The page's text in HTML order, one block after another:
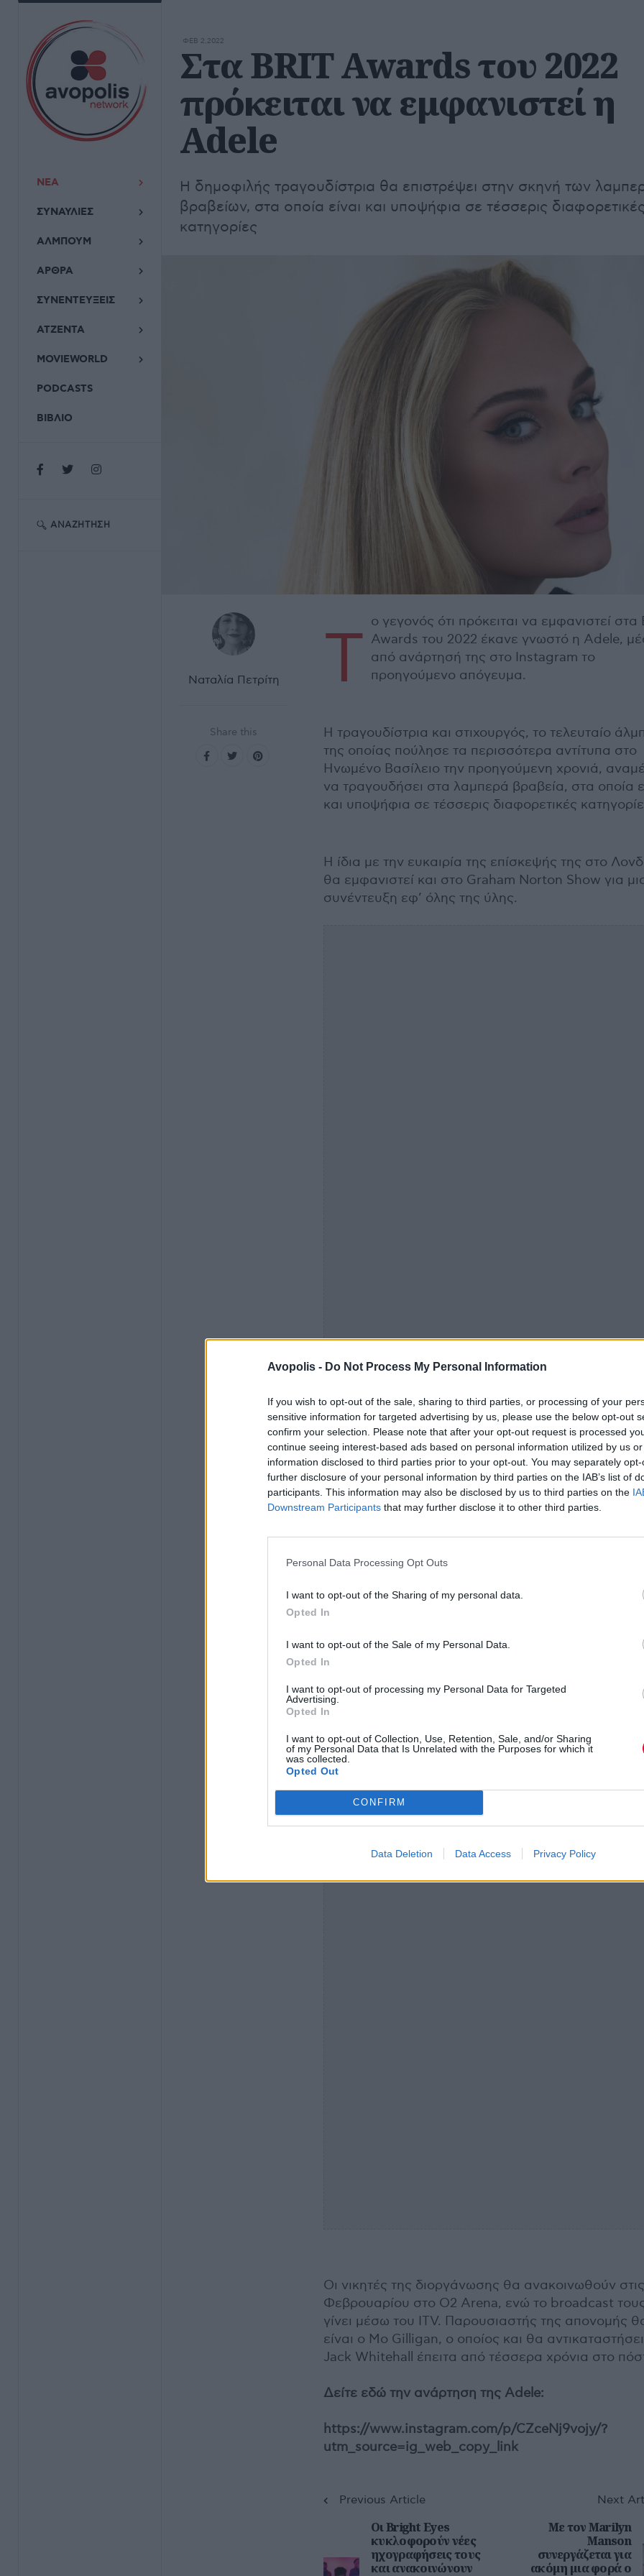
Avopolis - Do Not Process My Personal Information
If you wish to opt-out of the sale, sharing to third parties, or processing of your
sensitive information for targeted advertising by us, please use the below opt-out
confirm your selection. Please note that after your opt-out request is processed
continue seeing interest-based ads based on personal information utilized by us
information disclosed to third parties prior to your opt-out. You may separately
further disclosure of your personal information by third parties on the IAB’s list of
participants. This information may also be disclosed by us to third parties on the
Downstream Participants that may further disclose it to other third parties.
Personal Data Processing Opt Outs
I want to opt-out of the Sharing of my personal data.
Opted In
I want to opt-out of the Sale of my Personal Data.
Opted In
I want to opt-out of processing my Personal Data for Targeted
Advertising.
Opted In
I want to opt-out of Collection, Use, Retention, Sale, and/or Sharing
of my Personal Data that Is Unrelated with the Purposes for which it
was collected.
Opted Out
CONFIRM
Data Deletion Data Access Privacy Policy
ΝΕΑ
ΣΥΝΑΥΛΙΕΣ
ΑΛΜΠΟΥΜ
ΑΡΘΡΑ
ΣΥΝΕΝΤΕΥΞΕΙΣ
ΑΤΖΕΝΤΑ
MOVIEWORLD
PODCASTS
ΒΙΒΛΙΟ
ΑΝΑΖΉΤΗΣΗ
ΦΕΒ 2,2022
Στα BRIT Awards του 2022
πρόκειται να εμφανιστεί η
Adele
Η δημοφιλής τραγουδίστρια θα επιστρέψει στην σκηνή των
βραβείων, στα οποία είναι και υποψήφια σε τέσσερις διαφορετικές
κατηγορίες
Ναταλία Πετρίτη
Share this
Τ
ο γεγονός ότι πρόκειται να εμφανιστεί στα
Awards του 2022 έκανε γνωστό η Adele,
από ανάρτησή της στο Instagram το
προηγούμενο απόγευμα.
Η τραγουδίστρια και στιχουργός, το τελευταίο
της οποίας πούλησε τα περισσότερα αντίτυπα στο
Ηνωμένο Βασίλειο την προηγούμενη χρονιά,
να τραγουδήσει στα λαμπερά βραβεία, στα οποία
και υποψήφια σε τέσσερις διαφορετικές
Η ίδια με την ευκαιρία της επίσκεψής της στο
θα εμφανιστεί και στο Graham Norton Show για
συνέντευξη εφ’ όλης της ύλης.
τρόπο της τέλος στις φήμες που θέλουν την ίδια
σύντροφό της, Rich Paul, να αντιμετωπίζουν
δήλωση ότι εκείνος «στέλνει την αγάπη του».
είναι η καλλιτέχνις με τις περισσότερες και πιο
σημαντικές υποψηφιότητες στα φετινά BRIT
Οι νικητές της διοργάνωσης θα ανακοινωθούν
Φεβρουαρίου στο O2 Arena, ενώ το broadcast
γίνει μέσω του ITV. Παρουσιαστής της απονομής
είναι ο Mo Gilligan, ο οποίος και θα
Jack Whitehall έπειτα από τέσσερα χρόνια στο
Δείτε εδώ την ανάρτηση της Adele:
https://www.instagram.com/p/CZceNj9vojy/?
utm_source=ig_web_copy_link
Previous Article
Οι Bright Eyes
κυκλοφορούν νέες
ηχογραφήσεις τους
και ανακοινώνουν
Next
Με τον Marilyn
Manson
συνεργάζεται για
ακόμη μια φορά ο